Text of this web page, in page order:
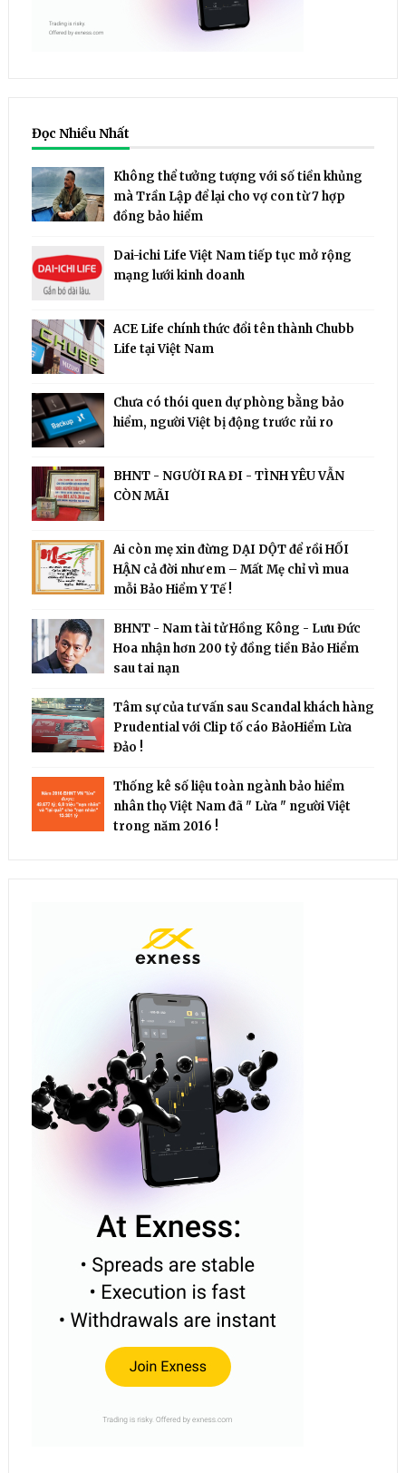
Đọc Nhiều Nhất
Không thể tưởng tượng với số tiền khủng
mà Trần Lập để lại cho vợ con từ 7 hợp
đồng bảo hiểm
Dai-ichi Life Việt Nam tiếp tục mở rộng
mạng lưới kinh doanh
ACE Life chính thức đổi tên thành Chubb
Life tại Việt Nam
Chưa có thói quen dự phòng bằng bảo
hiểm, người Việt bị động trước rủi ro
BHNT - NGƯỜI RA ĐI - TÌNH YÊU VẪN
CÒN MÃI
Ai còn mẹ xin đừng DẠI DỘT để rồi HỐI
HẬN cả đời như em – Mất Mẹ chỉ vì mua
mỗi Bảo Hiểm Y Tế !
BHNT - Nam tài tử Hồng Kông - Lưu Đức
Hoa nhận hơn 200 tỷ đồng tiền Bảo Hiểm
sau tai nạn
Tâm sự của tư vấn sau Scandal khách hàng
Prudential với Clip tố cáo BảoHiểm Lừa
Đảo !
Thống kê số liệu toàn ngành bảo hiểm
nhân thọ Việt Nam đã " Lừa " người Việt
trong năm 2016 !